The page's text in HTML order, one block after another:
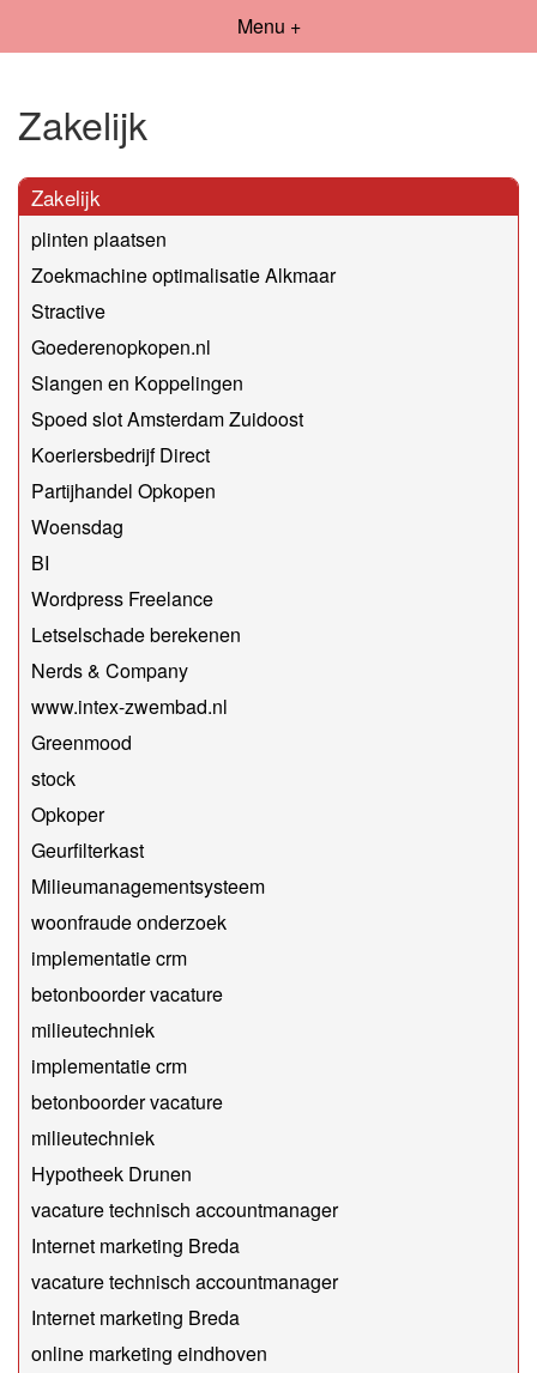
Menu +
Zakelijk
Zakelijk
plinten plaatsen
Zoekmachine optimalisatie Alkmaar
Stractive
Goederenopkopen.nl
Slangen en Koppelingen
Spoed slot Amsterdam Zuidoost
Koeriersbedrijf Direct
Partijhandel Opkopen
Woensdag
BI
Wordpress Freelance
Letselschade berekenen
Nerds & Company
www.intex-zwembad.nl
Greenmood
stock
Opkoper
Geurfilterkast
Milieumanagementsysteem
woonfraude onderzoek
implementatie crm
betonboorder vacature
milieutechniek
implementatie crm
betonboorder vacature
milieutechniek
Hypotheek Drunen
vacature technisch accountmanager
Internet marketing Breda
vacature technisch accountmanager
Internet marketing Breda
online marketing eindhoven